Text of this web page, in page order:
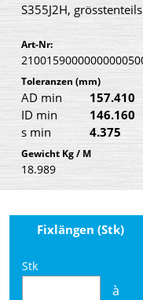
S355J2H,
Art-Nr:
Toleranzen (mm)
AD min 157.410
ID min
146.160
s min
4.375
Gewicht Kg / M
18.989
Fixlängen (Stk)
Stk
à